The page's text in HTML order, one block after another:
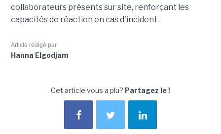
collaborateurs présents sur site, renforçant les
capacités de réaction en cas d'incident.
Article rédigé par
Hanna Elgodjam
Cet article vous a plu? Partagez le !